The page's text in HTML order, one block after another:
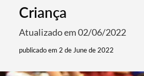
Criança
Atualizado em 02/06/2022
publicado em 2 de June de 2022